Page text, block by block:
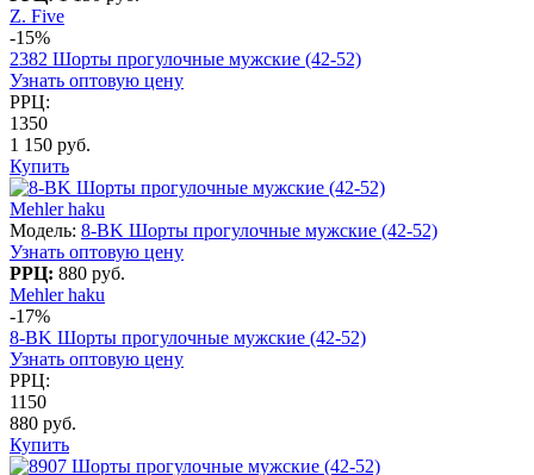
Z. Five
-15%
2382 Шорты прогулочные мужские (42-52)
Узнать оптовую цену
РРЦ:
1350
1 150 руб.
Купить
Mehler haku
Модель: 8-BK Шорты прогулочные мужские (42-52)
Узнать оптовую цену
РРЦ: 880 руб.
Mehler haku
-17%
8-BK Шорты прогулочные мужские (42-52)
Узнать оптовую цену
РРЦ:
1150
880 руб.
Купить